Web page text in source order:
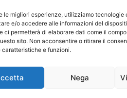
le migliori esperienze, utilizziamo tecnologie
e/o accedere alle informazioni del
ci permetterà di elaborare dati come il
sito. Non acconsentire o ritirare il
caratteristiche e funzioni.
Nega
Tel: 348.7530626